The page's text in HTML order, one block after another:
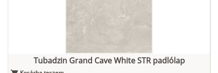
Tubadzin Grand Cave White STR padlólap